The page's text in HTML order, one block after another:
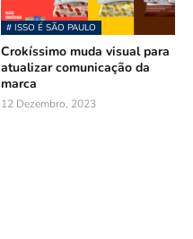
# ISSO É SÃO PAULO
Crokíssimo muda visual para
atualizar comunicação da
marca
12 Dezembro, 2023